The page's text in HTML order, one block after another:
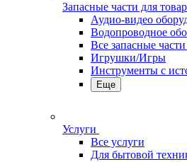
Запасные части для
Аудио-видео
Водопроводное
Все запасные
Игрушки/Игры
Инструменты с
Еще
Услуги
Все услуги
Для бытовой